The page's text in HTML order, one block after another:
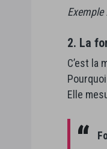
2. La
C’est la
Elle